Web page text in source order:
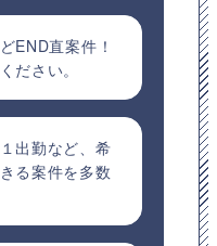
END直案件！
ださい。
出勤など、希
る案件を多数